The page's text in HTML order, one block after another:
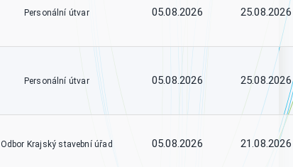
Personální útvar 05.08.2026 25.08.2026
Personální útvar 05.08.2026 25.08.2026
Odbor Krajský stavební úřad 05.08.2026 21.08.2026